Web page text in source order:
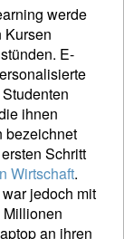
werde
Kursen
E-
ihnen
bezeichnet
Schritt
Wirtschaft.
jedoch mit
an ihren